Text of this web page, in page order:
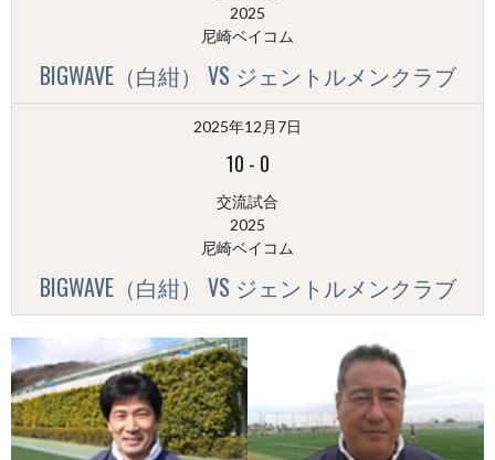
2025
尼崎ベイコム
BIGWAVE（白紺） VS ジェントルメンクラブ
2025年12月7日
10 - 0
交流試合
2025
尼崎ベイコム
BIGWAVE（白紺） VS ジェントルメンクラブ